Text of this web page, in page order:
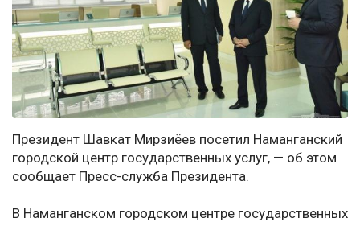
Президент Шавкат Мирзиёев посетил Наманганский
городской центр государственных услуг, — об этом
сообщает Пресс-служба Президента.
В Наманганском городском центре государственных